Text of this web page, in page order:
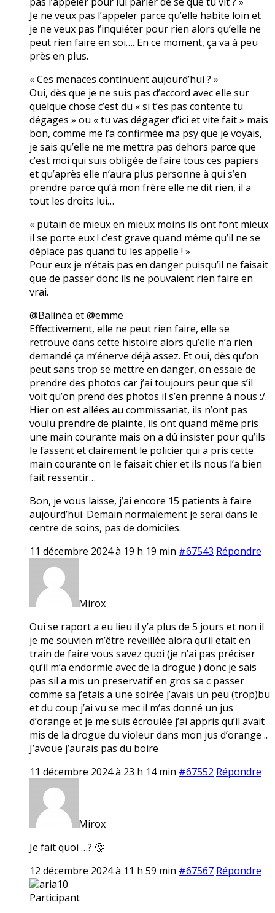
Je ne veux pas l’appeler parce qu’elle habite loin et
je ne veux pas l’inquiéter pour rien alors qu’elle ne
peut rien faire en soi…. En ce moment, ça va à peu
près en plus.
« Ces menaces continuent aujourd’hui ? »
Oui, dès que je ne suis pas d’accord avec elle sur
quelque chose c’est du « si t’es pas contente tu
dégages » ou « tu vas dégager d’ici et vite fait » mais
bon, comme me l’a confirmée ma psy que je voyais,
je sais qu’elle ne me mettra pas dehors parce que
c’est moi qui suis obligée de faire tous ces papiers
et qu’après elle n’aura plus personne à qui s’en
prendre parce qu’à mon frère elle ne dit rien, il a
tout les droits lui…
« putain de mieux en mieux moins ils ont font mieux
il se porte eux ! c’est grave quand même qu’il ne se
déplace pas quand tu les appelle ! »
Pour eux je n’étais pas en danger puisqu’il ne faisait
que de passer donc ils ne pouvaient rien faire en
vrai.
@Balinéa et @emme
Effectivement, elle ne peut rien faire, elle se
retrouve dans cette histoire alors qu’elle n’a rien
demandé ça m’énerve déjà assez. Et oui, dès qu’on
peut sans trop se mettre en danger, on essaie de
prendre des photos car j’ai toujours peur que s’il
voit qu’on prend des photos il s’en prenne à nous :/.
Hier on est allées au commissariat, ils n’ont pas
voulu prendre de plainte, ils ont quand même pris
une main courante mais on a dû insister pour qu’ils
le fassent et clairement le policier qui a pris cette
main courante on le faisait chier et ils nous l’a bien
fait ressentir…
Bon, je vous laisse, j’ai encore 15 patients à faire
aujourd’hui. Demain normalement je serai dans le
centre de soins, pas de domiciles.
11 décembre 2024 à 19 h 19 min #67543 Répondre
Mirox
Oui se raport a eu lieu il y’a plus de 5 jours et non il
je me souvien m’être reveillée alora qu’il etait en
train de faire vous savez quoi (je n’ai pas préciser
qu’il m’a endormie avec de la drogue ) donc je sais
pas sil a mis un preservatif en gros sa c passer
comme sa j’etais a une soirée j’avais un peu (trop)bu
et du coup j’ai vu se mec il m’as donné un jus
d’orange et je me suis écroulée j’ai appris qu’il avait
mis de la drogue du violeur dans mon jus d’orange ..
J’avoue j’aurais pas du boire
11 décembre 2024 à 23 h 14 min #67552 Répondre
Mirox
Je fait quoi …? 🤔
12 décembre 2024 à 11 h 59 min #67567 Répondre
aria10
Participant